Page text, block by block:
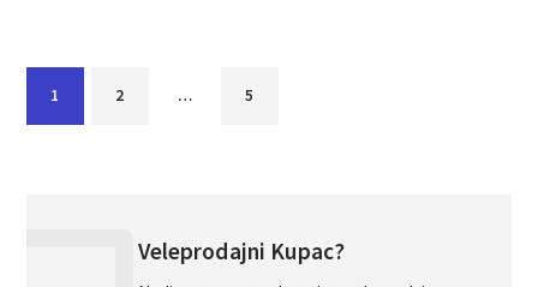
1 2 … 5
Veleprodajni Kupac?